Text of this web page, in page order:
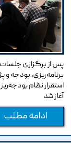
پس از برگزاری
برنامه‌ریزی، بودجه
استقرار نظام
آغاز شد
ادامه مطلب